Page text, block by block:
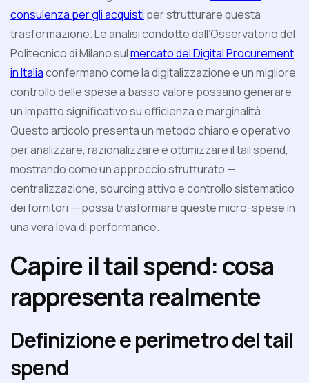
consulenza per gli acquisti per strutturare questa
trasformazione. Le analisi condotte dall’Osservatorio del
Politecnico di Milano sulmercato del Digital Procurement
in Italiaconfermano come la digitalizzazione e un migliore
controllo delle spese a basso valore possano generare
un impatto significativo su efficienza e marginalità.
Questo articolo presenta un metodo chiaro e operativo
per analizzare, razionalizzare e ottimizzare il tail spend,
mostrando come un approccio strutturato —
centralizzazione, sourcing attivo e controllo sistematico
dei fornitori — possa trasformare queste micro-spese in
una vera leva di performance.
Capire il tail spend: cosa
rappresenta realmente
Definizione e perimetro del tail
spend